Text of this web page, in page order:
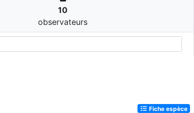
10
observateurs
Fiche espèce